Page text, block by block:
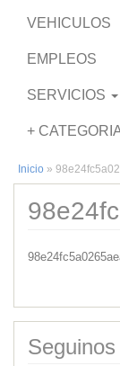
VEHICULOS
EMPLEOS
SERVICIOS
+
Inicio »